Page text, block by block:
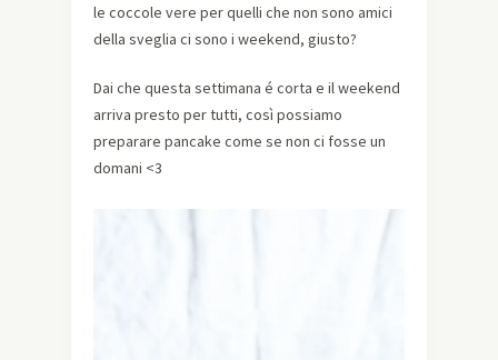
le coccole vere per quelli che non sono amici
della sveglia ci sono i weekend, giusto?
Dai che questa settimana é corta e il weekend
arriva presto per tutti, così possiamo
preparare pancake come se non ci fosse un
domani <3